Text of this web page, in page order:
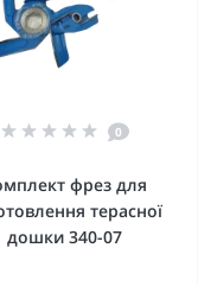
0
фрез для
терасної
дошки 340-07